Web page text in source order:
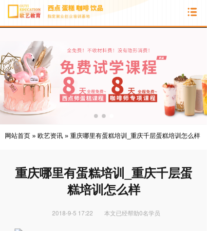
网站首页 » 欧艺资讯 » 重庆哪里有蛋糕培训_重庆千层蛋糕培训怎么样
重庆哪里有蛋糕培训_重庆千层蛋
糕培训怎么样
2018-9-5 17:22 本文已经帮助0名学员